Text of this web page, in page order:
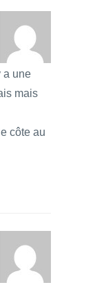
a une
mais
côte au